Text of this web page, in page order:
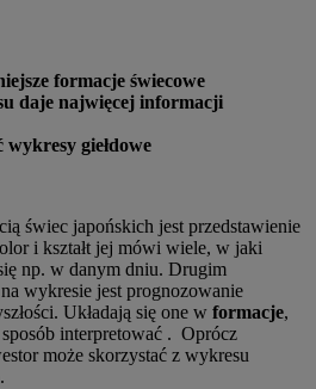
formacje świecowe
daje najwięcej informacji
giełdowe
świec japońskich jest przedstawienie
i kształt jej mówi wiele, w jaki
np. w danym dniu. Drugim
wykresie jest prognozowanie
Układają się one w formacje,
interpretować . Oprócz
może skorzystać z wykresu